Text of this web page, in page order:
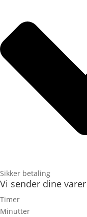
Sikker betaling
Vi sender dine
Timer
Minutter